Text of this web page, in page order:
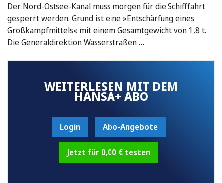
Der Nord-Ostsee-Kanal muss morgen für die Schifffahrt
gesperrt werden. Grund ist eine »Entschärfung eines
Großkampfmittels« mit einem Gesamtgewicht von 1,8 t.
Die Generaldirektion Wasserstraßen …
WEITERLESEN MIT DEM
HANSA+ ABO
Login Abo-Angebote
Jetzt für 0,00 € testen